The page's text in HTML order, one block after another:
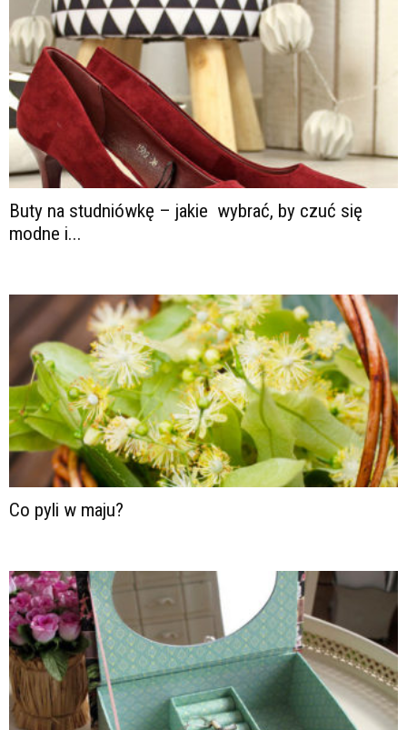
Buty na studniówkę – jakie wybrać, by czuć się
modne i...
Co pyli w maju?